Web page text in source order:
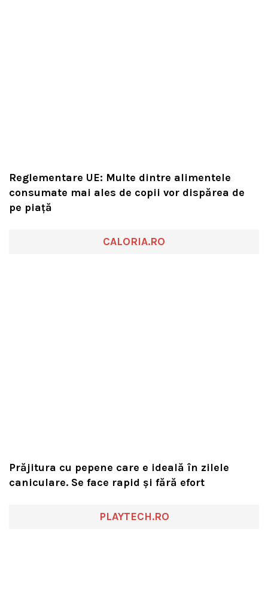
Reglementare UE: Multe dintre alimentele
consumate mai ales de copii vor dispărea de
pe piață
CALORIA.RO
Prăjitura cu pepene care e ideală în zilele
caniculare. Se face rapid și fără efort
PLAYTECH.RO